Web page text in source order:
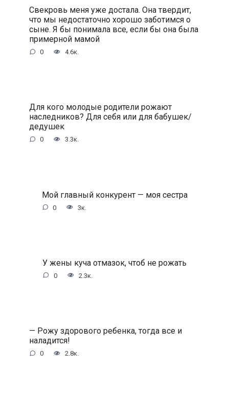
Свекровь меня уже достала. Она твердит,
что мы недостаточно хорошо заботимся о
сыне. Я бы понимала все, если бы она была
примерной мамой
0 4.6к.
Для кого молодые родители рожают
наследников? Для себя или для бабушек/
дедушек
0 3.3к.
Мой главный конкурент — моя сестра
0 3к.
У жены куча отмазок, чтоб не рожать
0 2.3к.
— Рожу здорового ребенка, тогда все и
наладится!
0 2.8к.